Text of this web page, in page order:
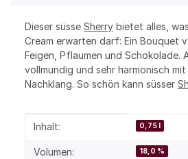
Dieser süsse Sherry bietet alles,
Cream erwarten darf: Ein Bouquet
Feigen, Pflaumen und Schokolade.
vollmundig und sehr harmonisch mit
Nachklang. So schön kann süsser
Produkteigenschaft
Wert
Inhalt: 0,75 l
Volumen: 18,0 %